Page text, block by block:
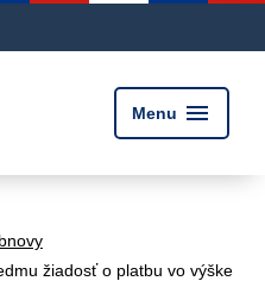
Menu menu
žiadosť o platbu vo výške